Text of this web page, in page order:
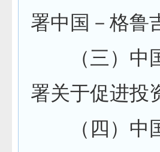
署中国－格鲁
（三）中国
署关于促进投
（四）中国